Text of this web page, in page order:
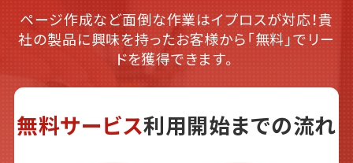
ページ作成など面倒な作業はイプロスが対応！貴
社の製品に興味を持ったお客様から「無料」でリー
ドを獲得できます。
無料サービス利用開始までの流れ